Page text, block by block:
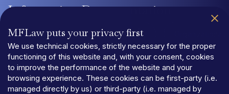
Information Documentation
Quality Management System UNI EN ISO 9001:2015
MFLaw puts your privacy first
We use technical cookies, strictly necessary for the proper
functioning of this website and, with your consent, cookies
to improve the performance of the website and your
browsing experience. These cookies can be first-party (i.e.
managed directly by us) or third-party (i.e. managed by